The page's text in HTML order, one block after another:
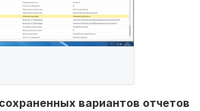
вариантов отчетов